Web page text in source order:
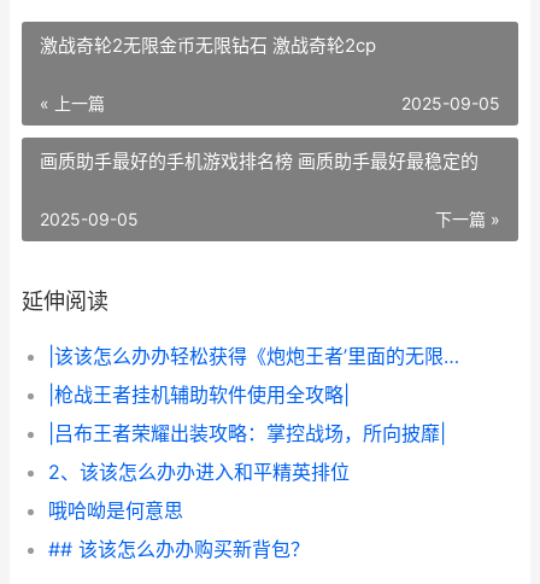
激战奇轮2无限金币无限钻石 激战奇轮2cp
« 上一篇 2025-09-05
画质助手最好的手机游戏排名榜 画质助手最好最稳定的
下一篇 »
2025-09-05
延伸阅读
|该该怎么办办轻松获得《炮炮王者’里面的无限金币和星星|
|枪战王者挂机辅助软件使用全攻略|
|吕布王者荣耀出装攻略：掌控战场，所向披靡|
2、该该怎么办办进入和平精英排位
哦哈呦是何意思
## 该该怎么办办购买新背包？